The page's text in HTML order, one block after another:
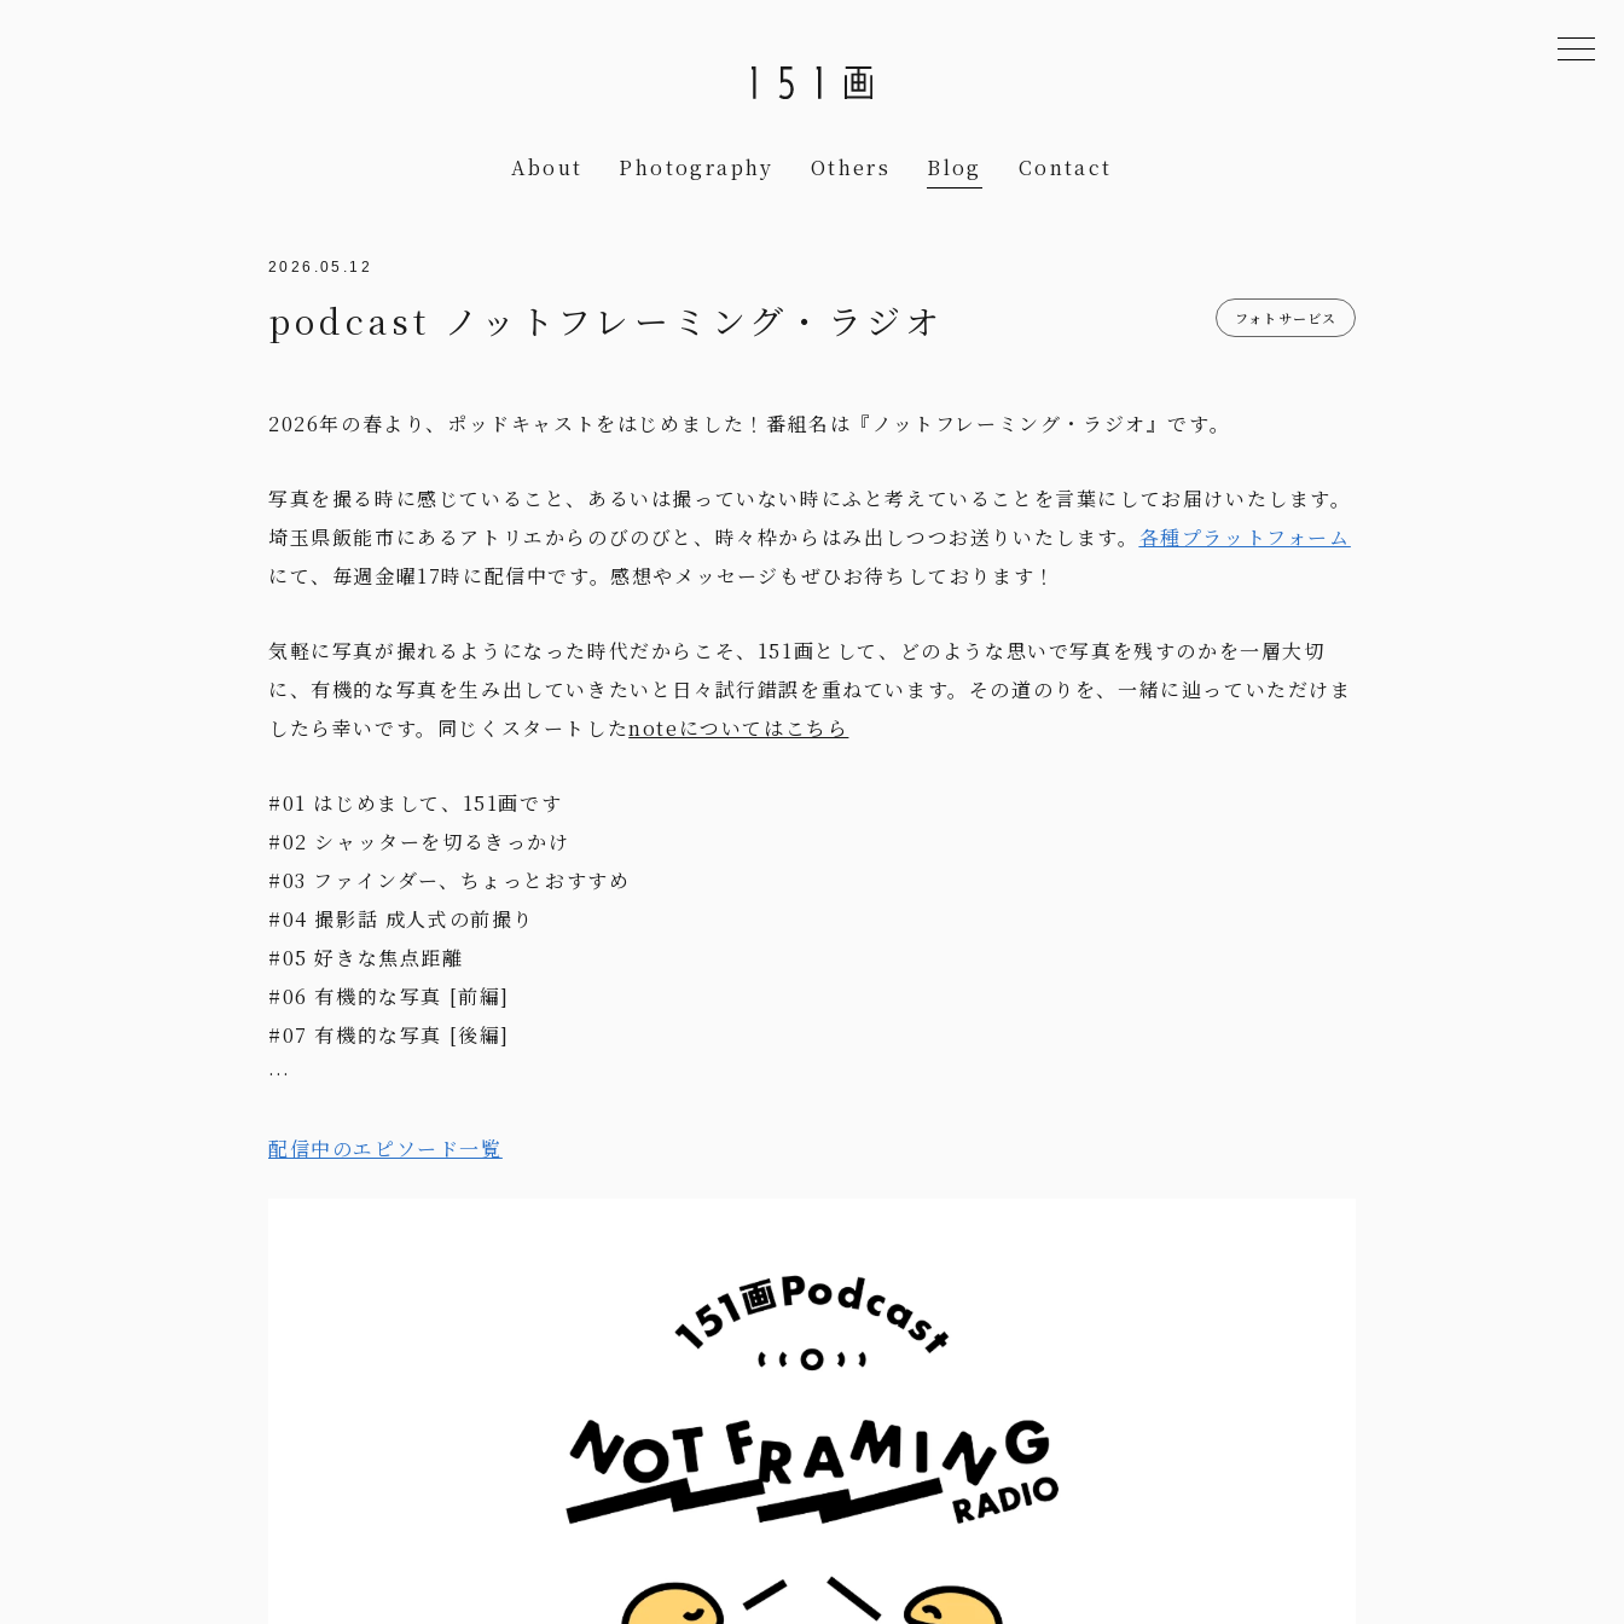
About Photography Others Blog Contact
2026.05.12
podcast ノットフレーミング・ラジオ フォトサービス
2026年の春より、ポッドキャストをはじめました！番組名は『ノットフレーミング・ラジオ』です。
写真を撮る時に感じていること、あるいは撮っていない時にふと考えていることを言葉にしてお届けいたします。
埼玉県飯能市にあるアトリエからのびのびと、時々枠からはみ出しつつお送りいたします。 各種プラットフォーム
にて、毎週金曜17時に配信中です。感想やメッセージもぜひお待ちしております！
気軽に写真が撮れるようになった時代だからこそ、151画として、どのような思いで写真を残すのかを一層大切
に、有機的な写真を生み出していきたいと日々試行錯誤を重ねています。その道のりを、一緒に辿っていただけま
したら幸いです。同じくスタートしたnoteについてはこちら
#01 はじめまして、151画です
#02 シャッターを切るきっかけ
#03 ファインダー、ちょっとおすすめ
#04 撮影話 成人式の前撮り
#05 好きな焦点距離
#06 有機的な写真 [前編]
#07 有機的な写真 [後編]
…
配信中のエピソード一覧